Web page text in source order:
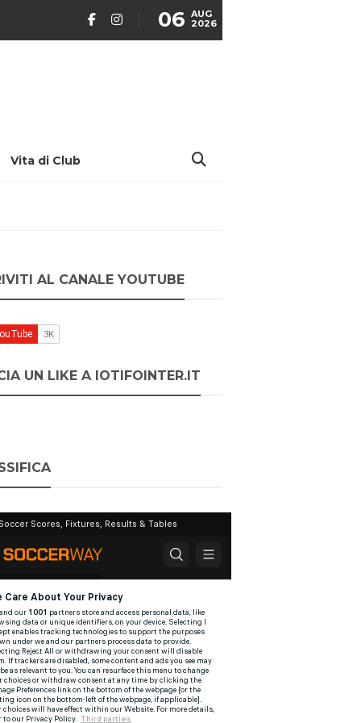
06 AUG
2026
Vita di Club
AL CANALE YOUTUBE
UN LIKE A IOTIFOINTER.IT